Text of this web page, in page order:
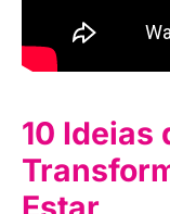
10 Ideias